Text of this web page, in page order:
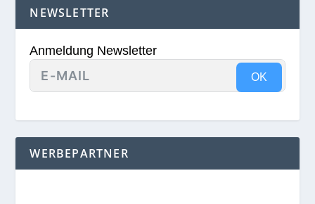
NEWSLETTER
Anmeldung Newsletter
OK
WERBEPARTNER